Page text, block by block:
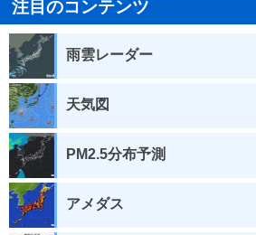
注目のコンテンツ
雨雲レーダー
天気図
PM2.5分布予測
アメダス